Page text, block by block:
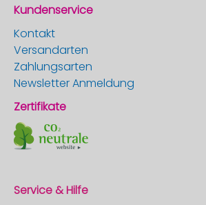
Kundenservice
Kontakt
Versandarten
Zahlungsarten
Newsletter Anmeldung
Zertifikate
Service & Hilfe